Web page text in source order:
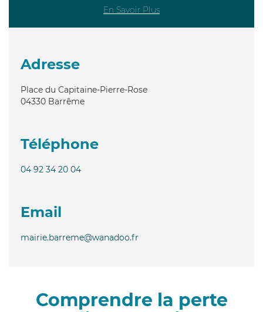
En Savoir Plus
Adresse
Place du Capitaine-Pierre-Rose
04330 Barrême
Téléphone
04 92 34 20 04
Email
mairie.barreme@wanadoo.fr
Comprendre la perte